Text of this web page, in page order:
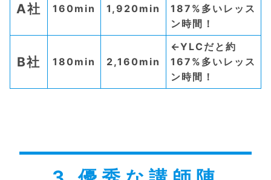
A社 160min 1,920min
187%多いレッス
ン時間！
B社 180min 2,160min
←YLCだと約
167%多いレッス
ン時間！